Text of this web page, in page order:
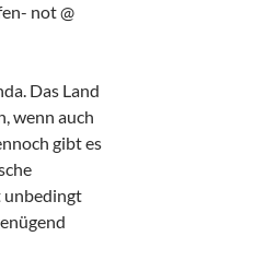
not @
Das Land
wenn auch
gibt es
unbedingt